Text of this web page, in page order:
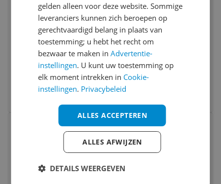
Lenovo ThinkSmart Bar 180 -
Hoogwaardige conferentiebar met 180°
gezichtsveld en AI-technologie
Opslag:512 gb
Processor: Intel Core i5
RAM:16 gb
€ 1.313,99
Vergelijken Laagste prijs ooit
gelden alleen voor deze website. Sommige
leveranciers kunnen zich beroepen op
gerechtvaardigd belang in plaats van
toestemming; u hebt het recht om
bezwaar te maken inAdvertentie-
instellingen. U kunt uw toestemming op
elk moment intrekken in Cookie-
instellingen. Privacybeleid
ALLES ACCEPTEREN
ALLES AFWIJZEN
DETAILS WEERGEVEN